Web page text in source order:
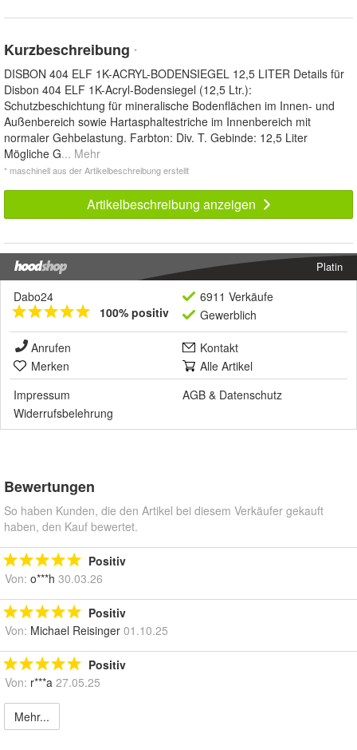
Kurzbeschreibung *
DISBON 404 ELF 1K-ACRYL-BODENSIEGEL 12,5 LITER Details für
Disbon 404 ELF 1K-Acryl-Bodensiegel (12,5 Ltr.):
Schutzbeschichtung für mineralische Bodenflächen im Innen- und
Außenbereich sowie Hartasphaltestriche im Innenbereich mit
normaler Gehbelastung. Farbton: Div. T. Gebinde: 12,5 Liter
Mögliche G... Mehr
* maschinell aus der Artikelbeschreibung erstellt
Artikelbeschreibung anzeigen
Platin
Dabo24
100% positiv
6911 Verkäufe
Gewerblich
Anrufen
Kontakt
Merken
Alle Artikel
Impressum
AGB & Datenschutz
Widerrufsbelehrung
Bewertungen
So haben Kunden, die den Artikel bei diesem Verkäufer gekauft
haben, den Kauf bewertet.
Positiv
Von: o***h 30.03.26
Positiv
Von: Michael Reisinger 01.10.25
Positiv
Von: r***a 27.05.25
Mehr...